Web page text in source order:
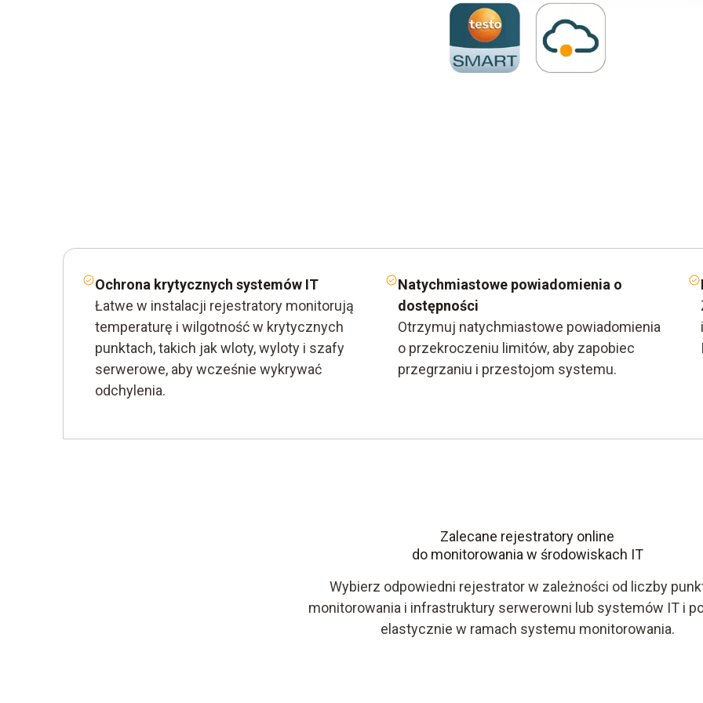
Ochrona krytycznych systemów IT
Łatwe w instalacji rejestratory monitorują
temperaturę i wilgotność w krytycznych
punktach, takich jak wloty, wyloty i szafy
serwerowe, aby wcześnie wykrywać
odchylenia.
Natychmiastowe powiadomienia o
dostępności
Otrzymuj natychmiastowe powiadomienia
o przekroczeniu limitów, aby zapobiec
przegrzaniu i przestojom systemu.
Zalecane rejestratory online
do monitorowania w środowiskach IT
Wybierz odpowiedni rejestrator w zależności od liczby
monitorowania i infrastruktury serwerowni lub systemów IT i
elastycznie w ramach systemu monitorowania.